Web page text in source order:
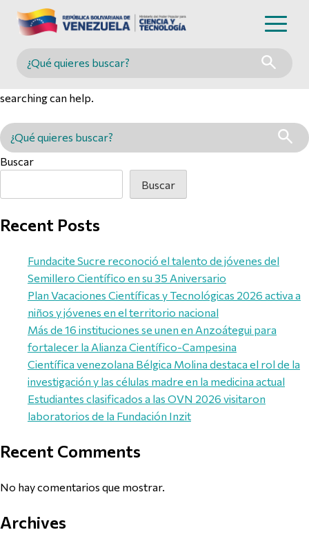
Buscar en MINCYT
searching can help.
Buscar en MINCYT
Buscar
Buscar
Recent Posts
Fundacite Sucre reconoció el talento de jóvenes del
Semillero Científico en su 35 Aniversario
Plan Vacaciones Científicas y Tecnológicas 2026 activa a
niños y jóvenes en el territorio nacional
Más de 16 instituciones se unen en Anzoátegui para
fortalecer la Alianza Científico-Campesina
Científica venezolana Bélgica Molina destaca el rol de la
investigación y las células madre en la medicina actual
Estudiantes clasificados a las OVN 2026 visitaron
laboratorios de la Fundación Inzit
Recent Comments
No hay comentarios que mostrar.
Archives